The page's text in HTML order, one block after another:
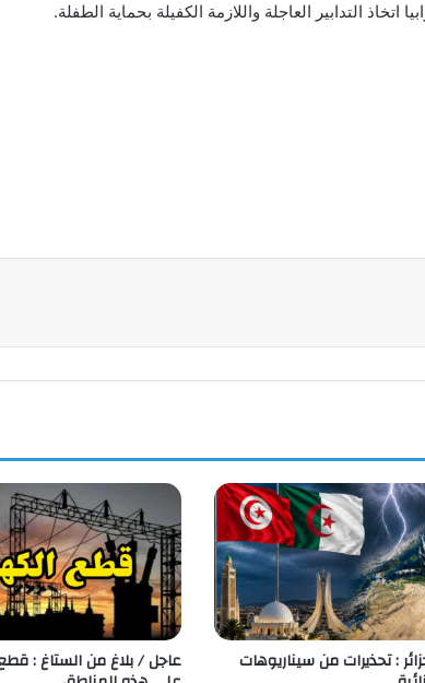
التدابير العاجلة واللازمة الكفيلة بحماية الطفلة.
: تحذيرات من سيناريوهات عاجل / بلاغ من الستاغ : قطع